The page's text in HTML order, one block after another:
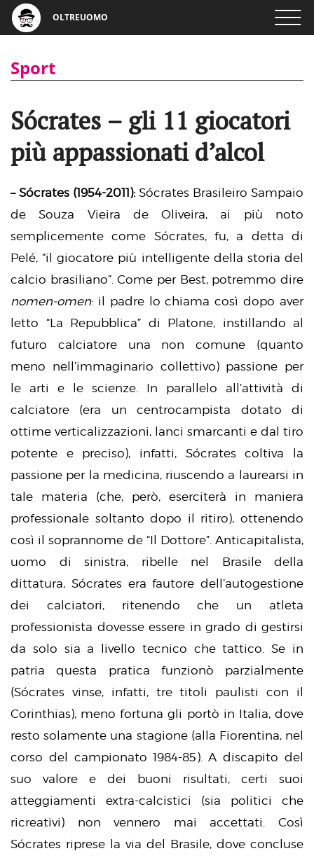
OLTREUOMO
Sport
Sócrates – gli 11 giocatori
più appassionati d’alcol
– Sócrates (1954-2011): Sócrates Brasileiro Sampaio
de Souza Vieira de Oliveira, ai più noto
semplicemente come Sócrates, fu, a detta di
Pelé, “il giocatore più intelligente della storia del
calcio brasiliano”. Come per Best, potremmo dire
nomen-omen: il padre lo chiama così dopo aver
letto “La Repubblica” di Platone, instillando al
futuro calciatore una non comune (quanto
meno nell’immaginario collettivo) passione per
le arti e le scienze. In parallelo all’attività di
calciatore (era un centrocampista dotato di
ottime verticalizzazioni, lanci smarcanti e dal tiro
potente e preciso), infatti, Sócrates coltiva la
passione per la medicina, riuscendo a laurearsi in
tale materia (che, però, eserciterà in maniera
professionale soltanto dopo il ritiro), ottenendo
così il soprannome de “Il Dottore”. Anticapitalista,
uomo di sinistra, ribelle nel Brasile della
dittatura, Sócrates era fautore dell’autogestione
dei calciatori, ritenendo che un atleta
professionista dovesse essere in grado di gestirsi
da solo sia a livello tecnico che tattico. Se in
patria questa pratica funzionò parzialmente
(Sócrates vinse, infatti, tre titoli paulisti con il
Corinthias), meno fortuna gli portò in Italia, dove
resto solamente una stagione (alla Fiorentina, nel
corso del campionato 1984-85). A discapito del
suo valore e dei buoni risultati, certi suoi
atteggiamenti extra-calcistici (sia politici che
ricreativi) non vennero mai accettati. Così
Sócrates riprese la via del Brasile, dove concluse